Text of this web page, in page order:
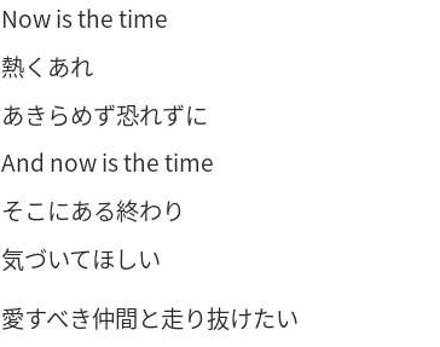
Now is the time
熱くあれ
あきらめず恐れずに
And now is the time
そこにある終わり
気づいてほしい
愛すべき仲間と走り抜けたい